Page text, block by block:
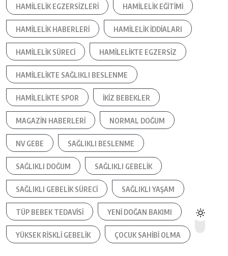
HAMILELIK EGZERSIZLERI HAMILELIK EĞITIMI
HAMILELIK HABERLERI HAMILELIK IDDIALARI
HAMILELIK SÜRECI HAMILELIKTE EGZERSIZ
HAMILELIKTE SAĞLIKLI BESLENME
HAMILELIKTE SPOR IKIZ BEBEKLER
MAGAZIN HABERLERI NORMAL DOĞUM
NV GEBE SAĞLIKLI BESLENME
SAĞLIKLI DOĞUM SAĞLIKLI GEBELIK
SAĞLIKLI GEBELIK SÜRECI SAĞLIKLI YAŞAM
TÜP BEBEK TEDAVISI YENI DOĞAN BAKIMI
YÜKSEK RISKLI GEBELIK ÇOCUK SAHIBI OLMA